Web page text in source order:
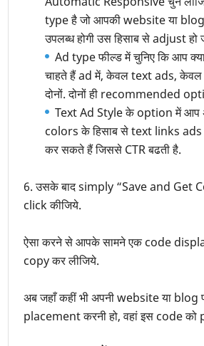
type है जो आपकी website या blog
उपलब्ध होगी उस हिसाब से adjust हो
Ad type फील्ड में चुनिए कि आप
चाहते हैं ad में, केवल text ads, केवल
दोनों. दोनों ही recommended
Text Ad Style के option में आप
colors के हिसाब से text links
कर सकते हैं जिससे CTR बढती है.
6. उसके बाद simply “Save and Get
click कीजिये.
ऐसा करने से आपके सामने एक code
copy कर लीजिये.
अब जहाँ कहीं भी अपनी website या
placement करनी हो, वहां इस code को